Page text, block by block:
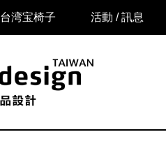
台湾宝椅子 活動 / 訊息